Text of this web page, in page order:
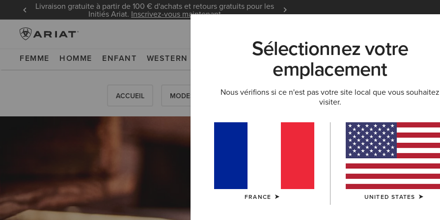
Livraison gratuite à partir de 100 € d'achats et retours gratuits pour les
Initiés Ariat. Inscrivez-vous maintenant
FEMME HOMME ENFANT WESTERN NOUVEAUTÉS & SÉLECTIONS ARIAT LIFE
ACCUEIL MODES D'EMPLOI ET GUIDES BLOG ATHLÈTES ÉVÉNEMENTS
Sélectionnez votre
emplacement
Nous vérifions si ce n'est pas votre site local que vous souhaitez
visiter.
FRANCE UNITED STATES